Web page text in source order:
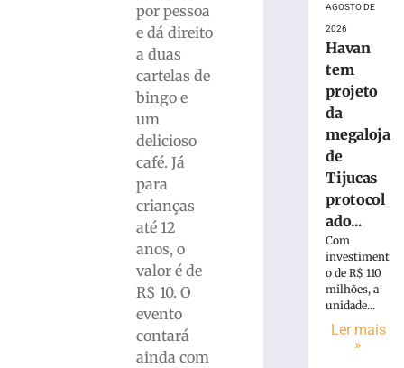
por pessoa
e dá direito
a duas
cartelas de
bingo e
um
delicioso
café. Já
para
crianças
até 12
anos, o
valor é de
R$ 10. O
evento
contará
ainda com
Brusque
Rock
Praça
altera
trânsito
interdição
AGOSTO DE
2026
Havan
tem
projeto
da
megaloja
de
Tijucas
protocol
ado...
Com
investiment
o de R$ 110
milhões, a
unidade...
Ler mais
»